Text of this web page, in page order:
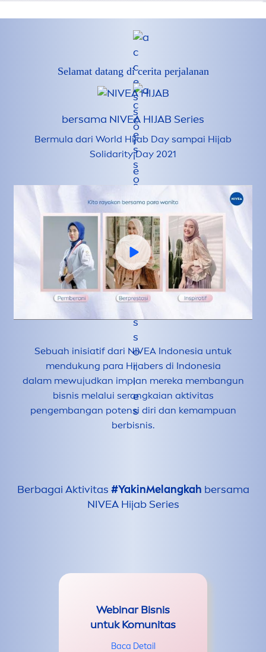
Selamat datang di cerita perjalanan
bersama NIVEA HIJAB Series
Bermula dari World Hijab Day sampai Hijab
Solidarity Day 2021
Sebuah inisiatif dari NIVEA Indonesia untuk
mendukung para Hijabers di Indonesia
dalam mewujudkan impian mereka membangun
bisnis melalui serangkaian aktivitas
pengembangan potensi diri dan kemampuan
berbisnis.
Berbagai Aktivitas #YakinMelangkah bersama
NIVEAHijab Series
Webinar Bisnis
untuk Komunitas
Baca Detail